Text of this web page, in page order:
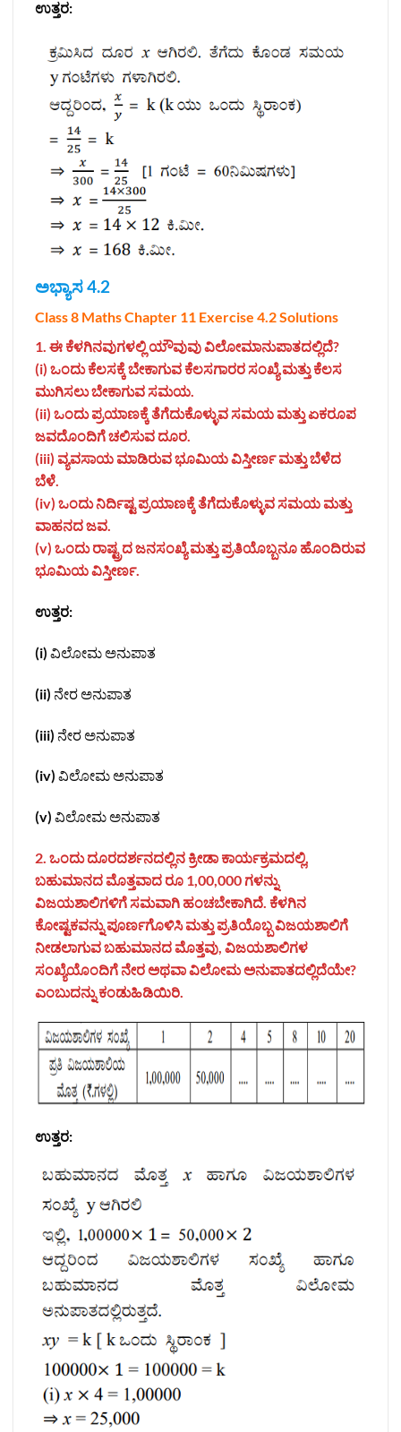
ಉತ್ತರ:
ಅಭ್ಯಾಸ 4.2
Class 8 Maths Chapter 11 Exercise 4.2Solutions
1. ಈ ಕೆಳಗಿನವುಗಳಲ್ಲಿ ಯೌವುವು ವಿಲೋಮಾನುಪಾತದಲ್ಲಿದೆ?
(i) ಒಂದು ಕೆಲಸಕ್ಕೆ ಬೇಕಾಗುವ ಕೆಲಸಗಾರರ ಸಂಖ್ಯೆ ಮತ್ತು ಕೆಲಸ
ಮುಗಿಸಲು ಬೇಕಾಗುವ ಸಮಯ.
(ii) ಒಂದು ಪ್ರಯಾಣಕ್ಕೆ ತೆಗೆದುಕೊಳ್ಳುವ ಸಮಯ ಮತ್ತು ಏಕರೂಪ
ಜವದೊಂದಿಗೆ ಚಲಿಸುವ ದೂರ.
(iii) ವ್ಯವಸಾಯ ಮಾಡಿರುವ ಭೂಮಿಯ ವಿಸ್ತೀರ್ಣ ಮತ್ತು ಬೆಳೆದ
ಬೆಳೆ.
(iv) ಒಂದು ನಿರ್ದಿಷ್ಟ ಪ್ರಯಾಣಕ್ಕೆ ತೆಗೆದುಕೊಳ್ಳುವ ಸಮಯ ಮತ್ತು
ವಾಹನದ ಜವ.
(v) ಒಂದು ರಾಷ್ಟ್ರದ ಜನಸಂಖ್ಯೆ ಮತ್ತು ಪ್ರತಿಯೊಬ್ಬನೂ ಹೊಂದಿರುವ
ಭೂಮಿಯ ವಿಸ್ತೀರ್ಣ.
ಉತ್ತರ:
(i) ವಿಲೋಮ ಅನುಪಾತ
(ii) ನೇರ ಅನುಪಾತ
(iii) ನೇರ ಅನುಪಾತ
(iv) ವಿಲೋಮ ಅನುಪಾತ
(v) ವಿಲೋಮ ಅನುಪಾತ
2. ಒಂದು ದೂರದರ್ಶನದಲ್ಲಿನ ಕ್ರೀಡಾ ಕಾರ್ಯಕ್ರಮದಲ್ಲಿ,
ಬಹುಮಾನದ ಮೊತ್ತವಾದ ರೂ 1,00,000 ಗಳನ್ನು
ವಿಜಯಶಾಲಿಗಳಿಗೆ ಸಮವಾಗಿ ಹಂಚಬೇಕಾಗಿದೆ. ಕೆಳಗಿನ
ಕೋಷ್ಟಕವನ್ನು ಪೂರ್ಣಗೊಳಿಸಿ ಮತ್ತು ಪ್ರತಿಯೊಬ್ಬ ವಿಜಯಶಾಲಿಗೆ
ನೀಡಲಾಗುವ ಬಹುಮಾನದ ಮೊತ್ತವು, ವಿಜಯಶಾಲಿಗಳ
ಸಂಖ್ಯೆಯೊಂದಿಗೆ ನೇರ ಅಥವಾ ವಿಲೋಮ ಅನುಪಾತದಲ್ಲಿದೆಯೇ?
ಎಂಬುದನ್ನು ಕಂಡುಹಿಡಿಯಿರಿ.
ಉತ್ತರ: